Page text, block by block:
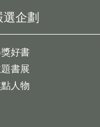
選企劃
好書
書展
人物